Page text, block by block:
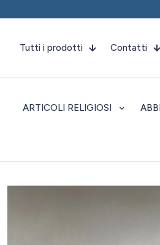
Tutti i prodotti Contatti
ARTICOLI RELIGIOSI